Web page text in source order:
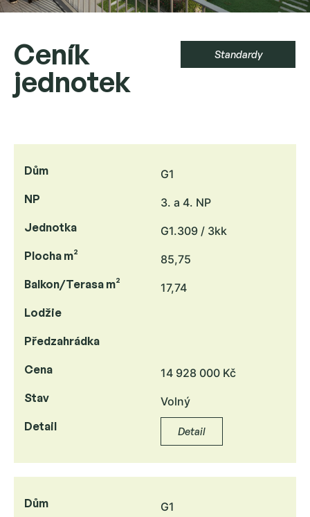
Ceník
jednotek
Standardy
Dům
G1
NP
3. a 4. NP
Jednotka
G1.309 / 3kk
Plocha m²
85,75
Balkon/Terasa m²
17,74
Lodžie
Předzahrádka
Cena
14 928 000 Kč
Stav
Volný
Detail
Detail
Dům
G1